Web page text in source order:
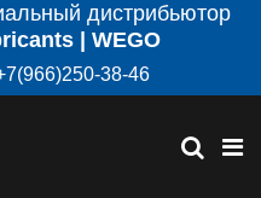
дистрибьютор
| WEGO
38-46